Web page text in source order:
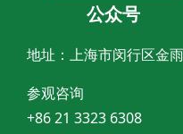
公众号
地址：上海市闵行区金
参观咨询
+86 21 3323 6308